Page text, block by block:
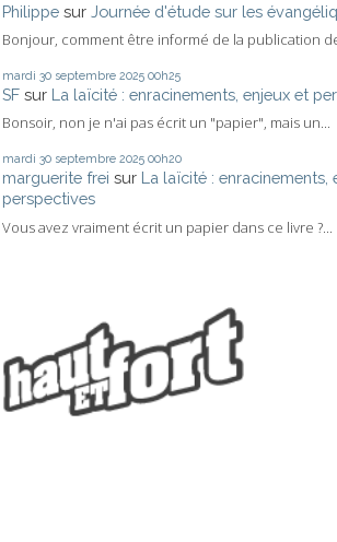
Philippe sur Journée d'étude sur les
Bonjour, comment être informé de la publication
mardi 30 septembre 2025 00h25
SF sur La laïcité : enracinements, enjeux et
Bonsoir, non je n'ai pas écrit un "papier", mais un...
mardi 30 septembre 2025 00h20
marguerite frei sur La laïcité : enracinements,
perspectives
Vous avez vraiment écrit un papier dans ce livre ?...